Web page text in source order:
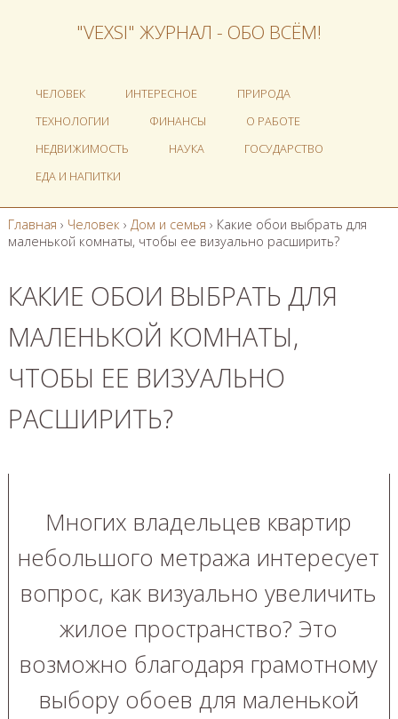
"VEXSI" ЖУРНАЛ - ОБО ВСЁМ!
ЧЕЛОВЕК ИНТЕРЕСНОЕ
ПРИРОДА
ТЕХНОЛОГИИ
ФИНАНСЫ
О РАБОТЕ
НЕДВИЖИМОСТЬ
НАУКА
ГОСУДАРСТВО
ЕДА И НАПИТКИ
Главная › Человек › Дом и семья › Какие обои выбрать для
маленькой комнаты, чтобы ее визуально расширить?
КАКИЕ ОБОИ ВЫБРАТЬ ДЛЯ
МАЛЕНЬКОЙ КОМНАТЫ,
ЧТОБЫ ЕЕ ВИЗУАЛЬНО
РАСШИРИТЬ?
Многих владельцев квартир
небольшого метража интересует
вопрос, как визуально увеличить
жилое пространство? Это
возможно благодаря грамотному
выбору обоев для маленькой